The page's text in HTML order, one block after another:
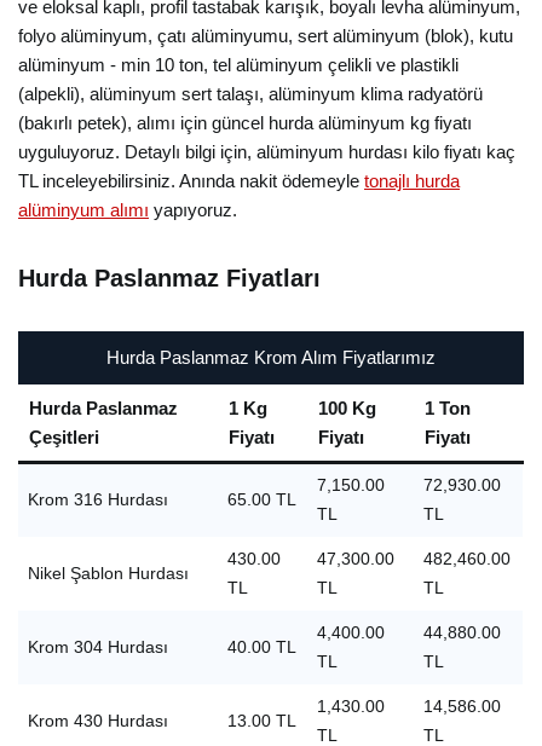
ve eloksal kaplı, profil tastabak karışık, boyalı levha alüminyum,
folyo alüminyum, çatı alüminyumu, sert alüminyum (blok), kutu
alüminyum - min 10 ton, tel alüminyum çelikli ve plastikli
(alpekli), alüminyum sert talaşı, alüminyum klima radyatörü
(bakırlı petek), alımı için güncel hurda alüminyum kg fiyatı
uyguluyoruz. Detaylı bilgi için, alüminyum hurdası kilo fiyatı kaç
TL inceleyebilirsiniz. Anında nakit ödemeyle tonajlı hurda
alüminyum alımı yapıyoruz.
Hurda Paslanmaz Fiyatları
Hurda Paslanmaz Krom Alım Fiyatlarımız
Hurda Paslanmaz
Çeşitleri
1 Kg
Fiyatı
100 Kg
Fiyatı
1 Ton
Fiyatı
Krom 316 Hurdası 65.00 TL
7,150.00
TL
72,930.00
TL
Nikel Şablon Hurdası
430.00
TL
47,300.00
TL
482,460.00
TL
Krom 304 Hurdası 40.00 TL
4,400.00
TL
44,880.00
TL
Krom 430 Hurdası 13.00 TL
1,430.00
TL
14,586.00
TL